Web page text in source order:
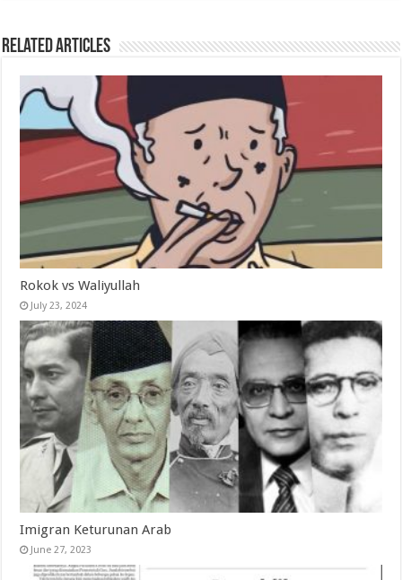
Related Articles
Rokok vs Waliyullah
July 23, 2024
Imigran Keturunan Arab
June 27, 2023